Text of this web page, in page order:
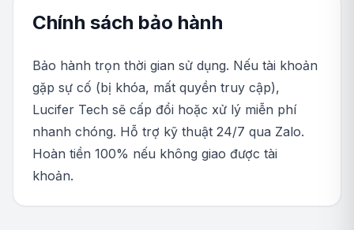
Chính sách bảo hành
Bảo hành trọn thời gian sử dụng. Nếu tài khoản
gặp sự cố (bị khóa, mất quyền truy cập),
Lucifer Tech sẽ cấp đổi hoặc xử lý miễn phí
nhanh chóng. Hỗ trợ kỹ thuật 24/7 qua Zalo.
Hoàn tiền 100% nếu không giao được tài
khoản.